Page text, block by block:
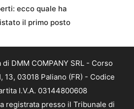
ecco quale ha
il primo posto
DMM COMPANY SRL - Corso
13, 03018 Paliano (FR) - Codice
I.V.A. 03144800608
registrata presso il Tribunale di